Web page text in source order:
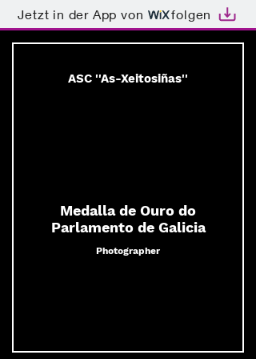
Jetzt in der App von folgen
ASC ''As-Xeitosiñas''
Medalla de Ouro do
Parlamento de Galicia
Photographer